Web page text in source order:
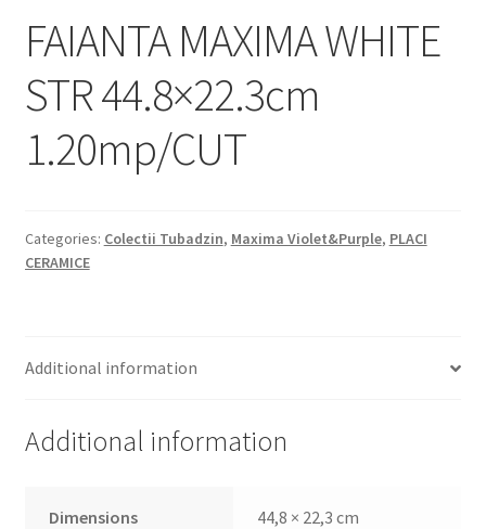
Plata si Livrare
Politică de confidențialitate
Politica de cookie
FAIANTA MAXIMA WHITE
STR 44.8×22.3cm
1.20mp/CUT
Categories: Colectii Tubadzin, Maxima Violet&Purple, PLACI
CERAMICE
Additional information
Additional information
Dimensions 44,8 × 22,3 cm